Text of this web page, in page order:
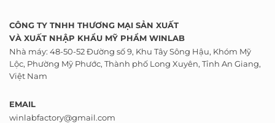
CÔNG TY TNHH THƯƠNG MẠI SẢN XUẤT
VÀ XUẤT NHẬP KHẨU MỸ PHẨM WINLAB
Nhà máy: 48-50-52 Đường số 9, Khu Tây Sông Hậu, Khóm Mỹ
Lộc, Phường Mỹ Phước, Thành phố Long Xuyên, Tỉnh An Giang,
Việt Nam
EMAIL
winlabfactory@gmail.com